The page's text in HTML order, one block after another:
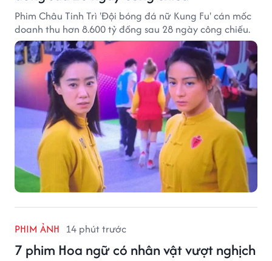
PHIM ẢNH 14 phút trước
7 phim Hoa ngữ có nhân vật vượt nghịch
cảnh truyền cảm hứng nhất
Nhiều nhân vật Hoa ngữ ghi dấu ấn nhờ hành trình
vượt nghịch cảnh, nỗ lực thay đổi số phận và truyền
cảm hứng cho khán giả.